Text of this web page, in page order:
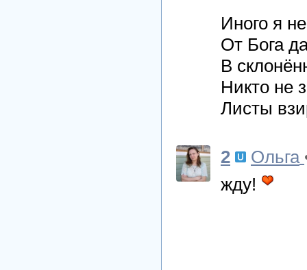
Иного я
От Бога
В
Никто не
Листы
2 Ольга
жду!